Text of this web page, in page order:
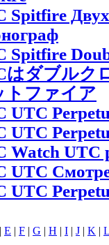
Spitfire
Spitfire
はダブルク
トファイア
UTC
UTC
Watch UTC
UTC
UTC
| E | F | G | H | I | J | K | L